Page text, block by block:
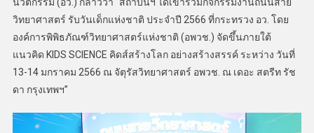
นวัตกรรม (อว.) กล่าวว่า “สถาบันฯ ได้เข้าร่วมกิจกรรมงานถนนสาย
วิทยาศาสตร์ รับวันเด็กแห่งชาติ ประจำปี 2566 ที่กระทรวง อว. โดย
องค์การพิพิธภัณฑ์วิทยาศาสตร์แห่งชาติ (อพวช.) จัดขึ้นภายใต้
แนวคิด KIDS SCIENCE คิดส์สร้างโลก อย่างสร้างสรรค์ ระหว่าง วันที่
13-14 มกราคม 2566 ณ จัตุรัสวิทยาศาสตร์ อพวช. ณ เดอะ สตรีท รัช
ดา กรุงเทพฯ”